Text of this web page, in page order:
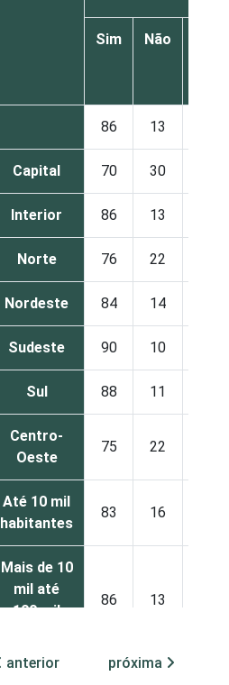
Sim Não
86 13
Capital 70 30
Interior 86 13
Norte 76 22
Nordeste 84 14
Sudeste 90 10
Sul 88 11
Centro-
Oeste
75 22
Até 10 mil
habitantes
83 16
Mais de 10
mil até
100 mil
86 13
anterior próxima